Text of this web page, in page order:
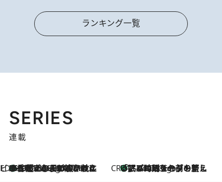
ランキング一覧
SERIES
連載
ビューティいいもの集め EDITORS' BEST
2 Hours Ago
35℃超えの日の夜、枕にひと吹き！ BAUMのルームスプレーが、ひのきの香りで心まで解きほぐす CREA'S CHOICE
2 Hours Ago
「眠る時刻をセットする」——眠りの前を整える、バルミューダの新しいアプローチ